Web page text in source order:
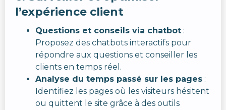
l’expérience client
Questions et conseils via chatbot :
Proposez des chatbots interactifs pour
répondre aux questions et conseiller les
clients en temps réel.
Analyse du temps passé sur les pages :
Identifiez les pages où les visiteurs hésitent
ou quittent le site grâce à des outils